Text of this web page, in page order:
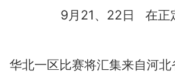
9月21、22日 在正
华北一区比赛将汇集来自河